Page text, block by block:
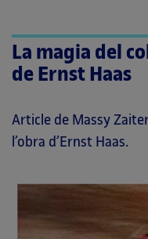
La magia del
de Ernst Haas
Article de Massy
l’obra d’Ernst Haas.